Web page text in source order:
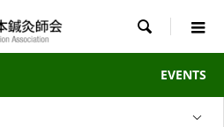

EVENTS